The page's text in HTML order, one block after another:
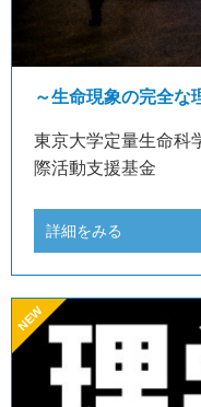
～生命現象の完全な
東京大学定量生命科
際活動支援基金
詳細をみる